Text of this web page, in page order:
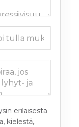
erilaisesta
kielestä,